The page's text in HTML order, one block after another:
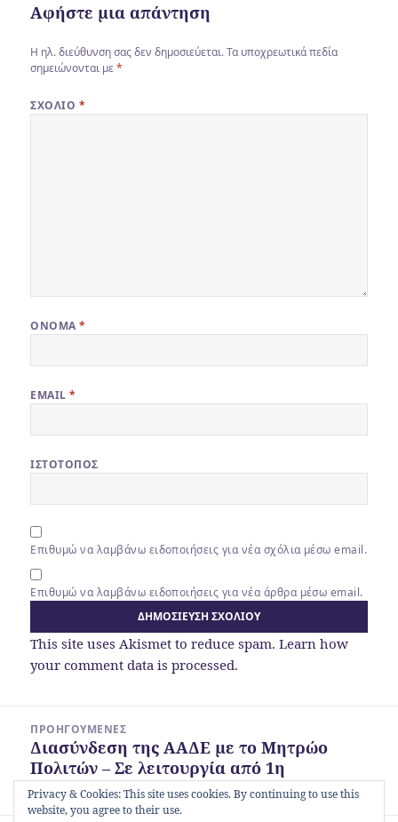
Αφήστε μια απάντηση
Η ηλ. διεύθυνση σας δεν δημοσιεύεται. Τα υποχρεωτικά πεδία
σημειώνονται με*
ΣΧΌΛΙΟ *
ΌΝΟΜΑ*
EMAIL*
ΙΣΤΌΤΟΠΟΣ
Επιθυμώ να λαμβάνω ειδοποιήσεις για νέα σχόλια μέσω email.
Επιθυμώ να λαμβάνω ειδοποιήσεις για νέα άρθρα μέσω email.
This site uses Akismet to reduce spam.Learn how
your comment data is processed.
άρθρωνΠΡΟΗΓΟΎΜΕΝΕΣ
Προηγούμενο
άρθρο:
Διασύνδεση της ΑΑΔΕ με το Μητρώο
Πολιτών – Σε λειτουργία από 1η
Δεκεμβρίου
Privacy & Cookies: This site uses cookies. By continuing to use this
website, you agree to their use.